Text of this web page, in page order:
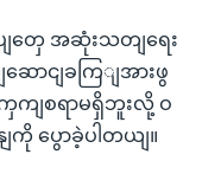
ျတှေ အဆုံးသတျရေး
ောငျခကြျအားဖွ
ကျစရာမရှိဘူးလို့ ဝ
ျကို ပွောခဲ့ပါတယျ။